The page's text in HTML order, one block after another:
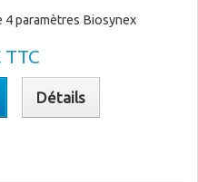
paramètres Biosynex
TTC
Détails